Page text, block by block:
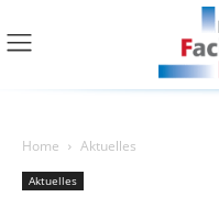
Home Aktuelles
Aktuelles